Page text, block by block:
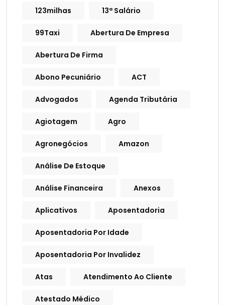
123milhas 13ª Salário
99Taxi Abertura De Empresa
Abertura De Firma
Abono Pecuniário ACT
Advogados Agenda Tributária
Agiotagem Agro
Agronegócios Amazon
Análise De Estoque
Análise Financeira Anexos
Aplicativos Aposentadoria
Aposentadoria Por Idade
Aposentadoria Por Invalidez
Atas Atendimento Ao Cliente
Atestado Médico